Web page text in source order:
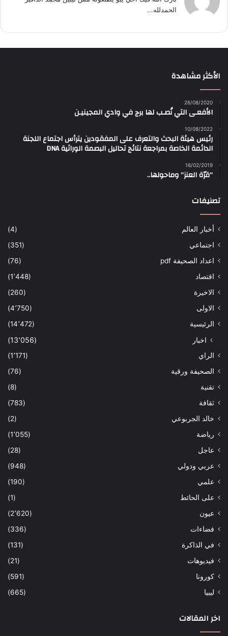
الحمدلله...
الأكثر مشاهدة
26/08/2020
الأفعـى التي نُصـب لها برج في وادي المجينيـن
10/08/2022
رئيس هيئة البحث والتعرف على المفقودين يترأس اجتماع اللجنة
الدائمة الخاصة بمراجعة نتائج تحاليل البصمة الوراثية DNA
16/02/2019
“قرّة العنز” وماحولها..
تصنيفات
أخبار العالم
(4)
اجتماعي
(351)
اعداد الصحيفة pdf
(76)
اقتصاد
(1٬448)
الاخيرة
(260)
الاولى
(4٬750)
الرئيسية
(14٬472)
اخبار (13٬056)
الراي
(1٬171)
الصحيفة ورقية
(76)
تقنية
(8)
ثقافة
(783)
خالد الجربوعي
(2)
رياضة
(1٬055)
عاجل
(28)
عربي ودولي
(948)
علمي
(190)
على الحائط
(1)
عيون
(2٬620)
فضاءات
(336)
في الذاكرة
(131)
فيديوهات
(21)
كورونا
(591)
ليبيا
(665)
اخر المقالات